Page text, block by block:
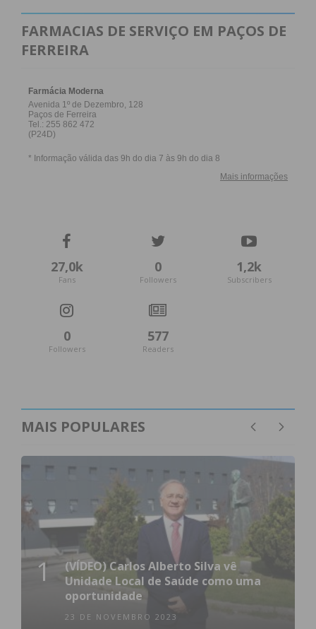
Subscreva a newsletter do
Assine nossa newsletter por e-mail e
obtenha de forma regular a informação
termos e
condições
FARMACIAS DE SERVIÇO EM PAÇOS DE
FERREIRA
27,0k
Fans
0
Followers
1,2k
Subscribers
0
Followers
577
Readers
MAIS POPULARES
1
(VÍDEO) Carlos Alberto Silva vê
Unidade Local de Saúde como uma
oportunidade
23 DE NOVEMBRO 2023